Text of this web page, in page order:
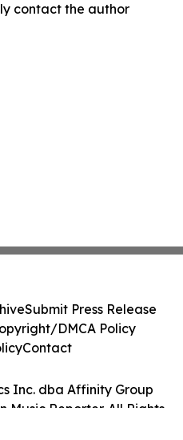
contact the author
Inc. dba Affinity Group
Music Reporter. All Rights
Submit Press Release
DMCA Policy
Contact